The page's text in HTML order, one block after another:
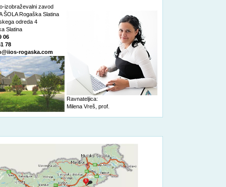
izobraževalni zavod
ŠOLA Rogaška Slatina
odreda 4
Slatina
06
78
rogaska.com
Ravnateljica:
Milena Vreš, prof.